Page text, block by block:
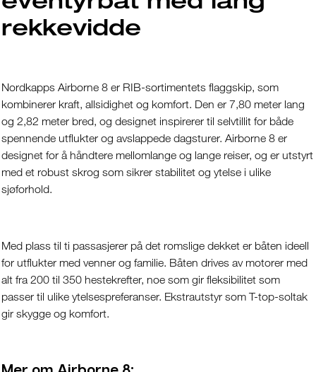
rekkevidde
Nordkapps Airborne 8 er RIB-sortimentets flaggskip, som
kombinerer kraft, allsidighet og komfort. Den er 7,80 meter lang
og 2,82 meter bred, og designet inspirerer til selvtillit for både
spennende utflukter og avslappede dagsturer. Airborne 8 er
designet for å håndtere mellomlange og lange reiser, og er utstyrt
med et robust skrog som sikrer stabilitet og ytelse i ulike
sjøforhold.
Med plass til ti passasjerer på det romslige dekket er båten ideell
for utflukter med venner og familie. Båten drives av motorer med
alt fra 200 til 350 hestekrefter, noe som gir fleksibilitet som
passer til ulike ytelsespreferanser. Ekstrautstyr som T-top-soltak
gir skygge og komfort.